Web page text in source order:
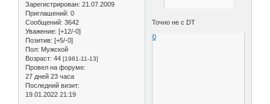
Зарегистрирован: 21.07.2009
Приглашений: 0
Сообщений: 3642
Уважение: [+12/-0]
Позитив: [+5/-0]
Пол: Мужской
Возраст: 44 [1981-11-13]
Провел на форуме:
27 дней 23 часа
Последний визит:
19.01.2022 21:19
Точно не с DT
0